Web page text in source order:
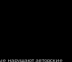
нарушают авторские